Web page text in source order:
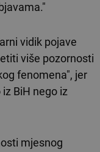
vidik pojave
više pozornosti
fenomena", jer
BiH nego iz
mjesnog